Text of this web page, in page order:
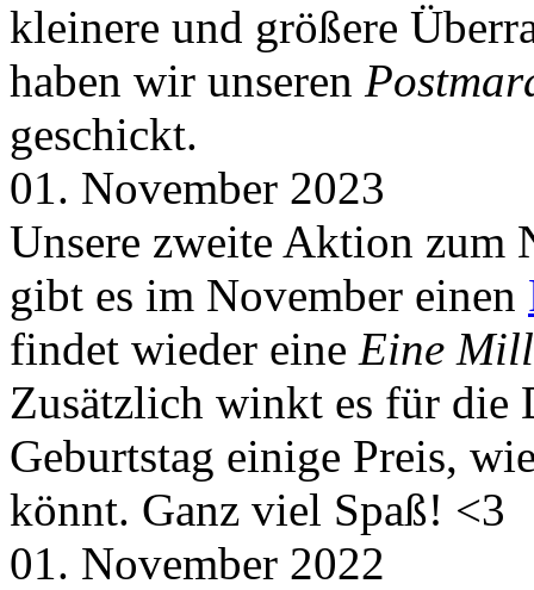
kleinere und größere
haben wir unseren
geschickt.
01. November 2023
Unsere zweite Aktion zum
gibt es im November einen
findet wieder eine Eine
Zusätzlich winkt es für die
Geburtstag einige Preis,
könnt. Ganz viel Spaß! <3
01. November 2022